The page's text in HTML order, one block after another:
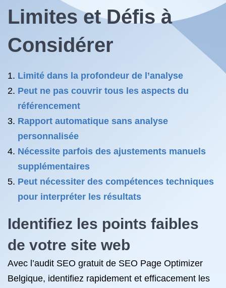
Limites et Défis à
Considérer
Limité dans la profondeur de l’analyse
Peut ne pas couvrir tous les aspects du
référencement
Rapport automatique sans analyse
personnalisée
Nécessite parfois des ajustements manuels
supplémentaires
Peut nécessiter des compétences techniques
pour interpréter les résultats
Identifiez les points faibles
de votre site web
Avec l’audit SEO gratuit de SEO Page Optimizer
Belgique, identifiez rapidement et efficacement les